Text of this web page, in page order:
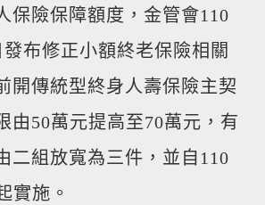
保險保障額度，金管會110
發布修正小額終老保險相關
開傳統型終身人壽保險主契
由50萬元提高至70萬元，有
二組放寬為三件，並自110
實施。